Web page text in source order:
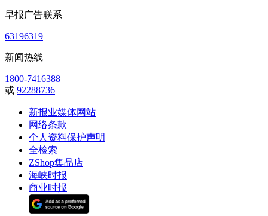
早报广告联系
63196319
新闻热线
1800-7416388
或 92288736
新报业媒体网站
网络条款
个人资料保护声明
全检索
ZShop集品店
海峡时报
商业时报